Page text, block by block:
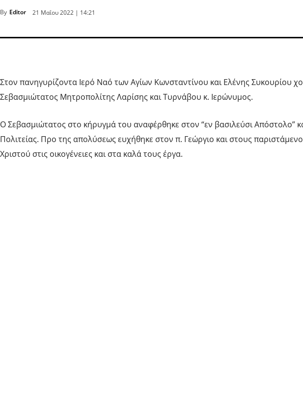
By Editor 21 Μαΐου 2022 | 14:21
Στον πανηγυρίζοντα Ιερό Ναό των Αγίων Κωνσταντίνου και Ελένης Συκουρίου
Σεβασμιώτατος Μητροπολίτης Λαρίσης και Τυρνάβου κ. Ιερώνυμος.
Ο Σεβασμιώτατος στο κήρυγμά του αναφέρθηκε στον “εν βασιλεύσι Απόστολο”
Πολιτείας. Προ της απολύσεως ευχήθηκε στον π. Γεώργιο και στους
Χριστού στις οικογένειες και στα καλά τους έργα.